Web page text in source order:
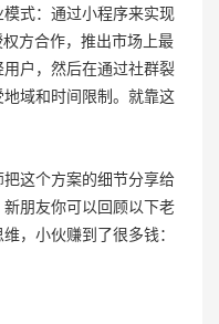
式：通过小程序来实现
方合作，推出市场上最
户，然后在通过社群裂
域和时间限制。就靠这
这个方案的细节分享给
朋友你可以回顾以下老
，小伙赚到了很多钱：